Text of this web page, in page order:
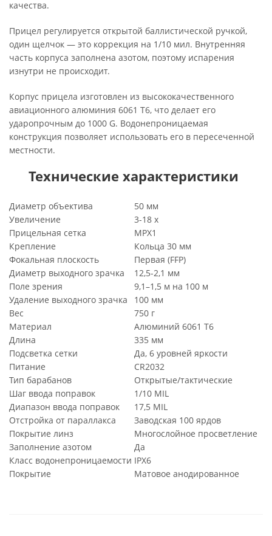
качества.
Прицел регулируется открытой баллистической ручкой,
один щелчок — это коррекция на 1/10 мил. Внутренняя
часть корпуса заполнена азотом, поэтому испарения
изнутри не происходит.
Корпус прицела изготовлен из высококачественного
авиационного алюминия 6061 T6, что делает его
ударопрочным до 1000 G. Водонепроницаемая
конструкция позволяет использовать его в пересеченной
местности.
Технические характеристики
Диаметр объектива
50 мм
Увеличение
3-18 x
Прицельная сетка
MPX1
Крепление
Кольца 30 мм
Фокальная плоскость
Первая (FFP)
Диаметр выходного зрачка
12,5-2,1 мм
Поле зрения
9,1–1,5 м на 100 м
Удаление выходного зрачка
100 мм
Вес
750 г
Материал
Алюминий 6061 T6
Длина
335 мм
Подсветка сетки
Да, 6 уровней яркости
Питание
CR2032
Тип барабанов
Открытые/тактические
Шаг ввода поправок
1/10 MIL
Диапазон ввода поправок
17,5 MIL
Отстройка от параллакса
Заводская 100 ярдов
Покрытие линз
Многослойное просветление
Заполнение азотом
Да
Класс водонепроницаемости IPX6
Покрытие
Матовое анодированное